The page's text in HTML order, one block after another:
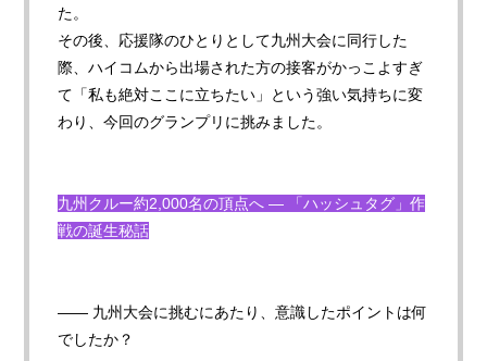
た。
その後、応援隊のひとりとして九州大会に同行した
際、ハイコムから出場された方の接客がかっこよすぎ
て「私も絶対ここに立ちたい」という強い気持ちに変
わり、今回のグランプリに挑みました。
九州クルー約2,000名の頂点へ — 「ハッシュタグ」作
戦の誕生秘話
—— 九州大会に挑むにあたり、意識したポイントは何
でしたか ？